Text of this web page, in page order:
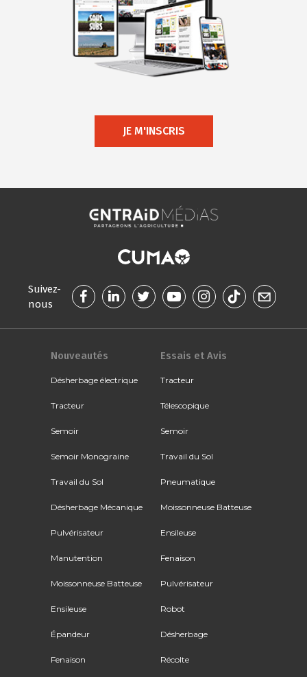
JE M'INSCRIS
Suivez-
nous
Nouveautés
Désherbage électrique
Tracteur
Semoir
Semoir Monograine
Travail du Sol
Désherbage Mécanique
Pulvérisateur
Manutention
Moissonneuse Batteuse
Ensileuse
Épandeur
Fenaison
Essais et Avis
Tracteur
Télescopique
Semoir
Travail du Sol
Pneumatique
Moissonneuse Batteuse
Ensileuse
Fenaison
Pulvérisateur
Robot
Désherbage
Récolte